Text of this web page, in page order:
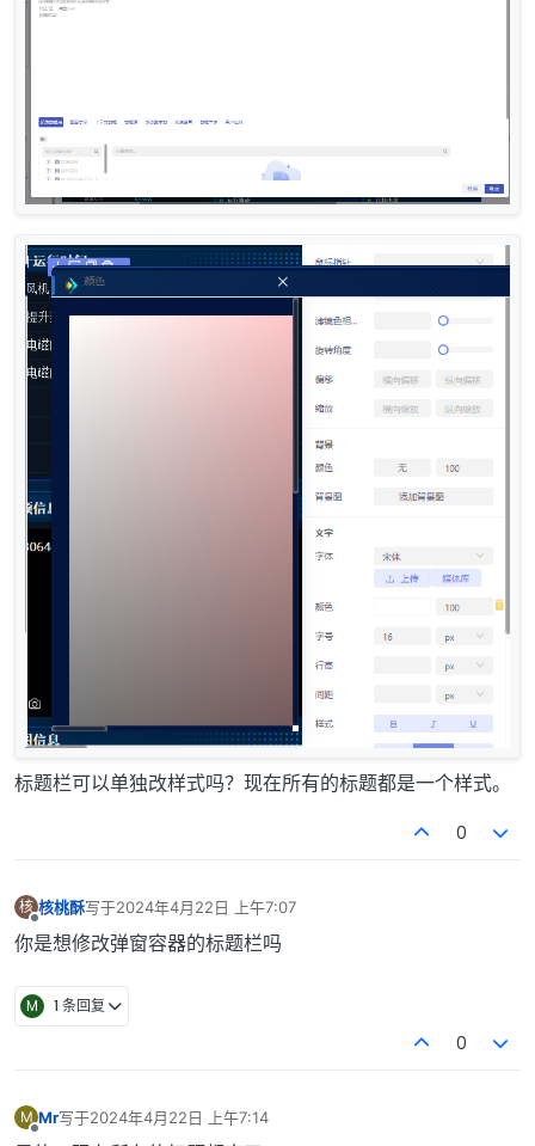
标题栏可以单独改样式吗？现在所有的标题都是一个样式。
0
核
离线
核桃酥写于2024年4月22日 上午7:07
最后由 编辑
你是想修改弹窗容器的标题栏吗
M 1 条回复
0
M
离线
Mr写于2024年4月22日 上午7:14
最后由 编辑